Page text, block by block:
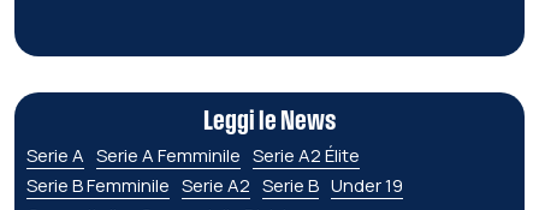
Leggi le News
Serie A Serie A Femminile Serie A2 Élite
Serie B Femminile Serie A2 Serie B Under 19